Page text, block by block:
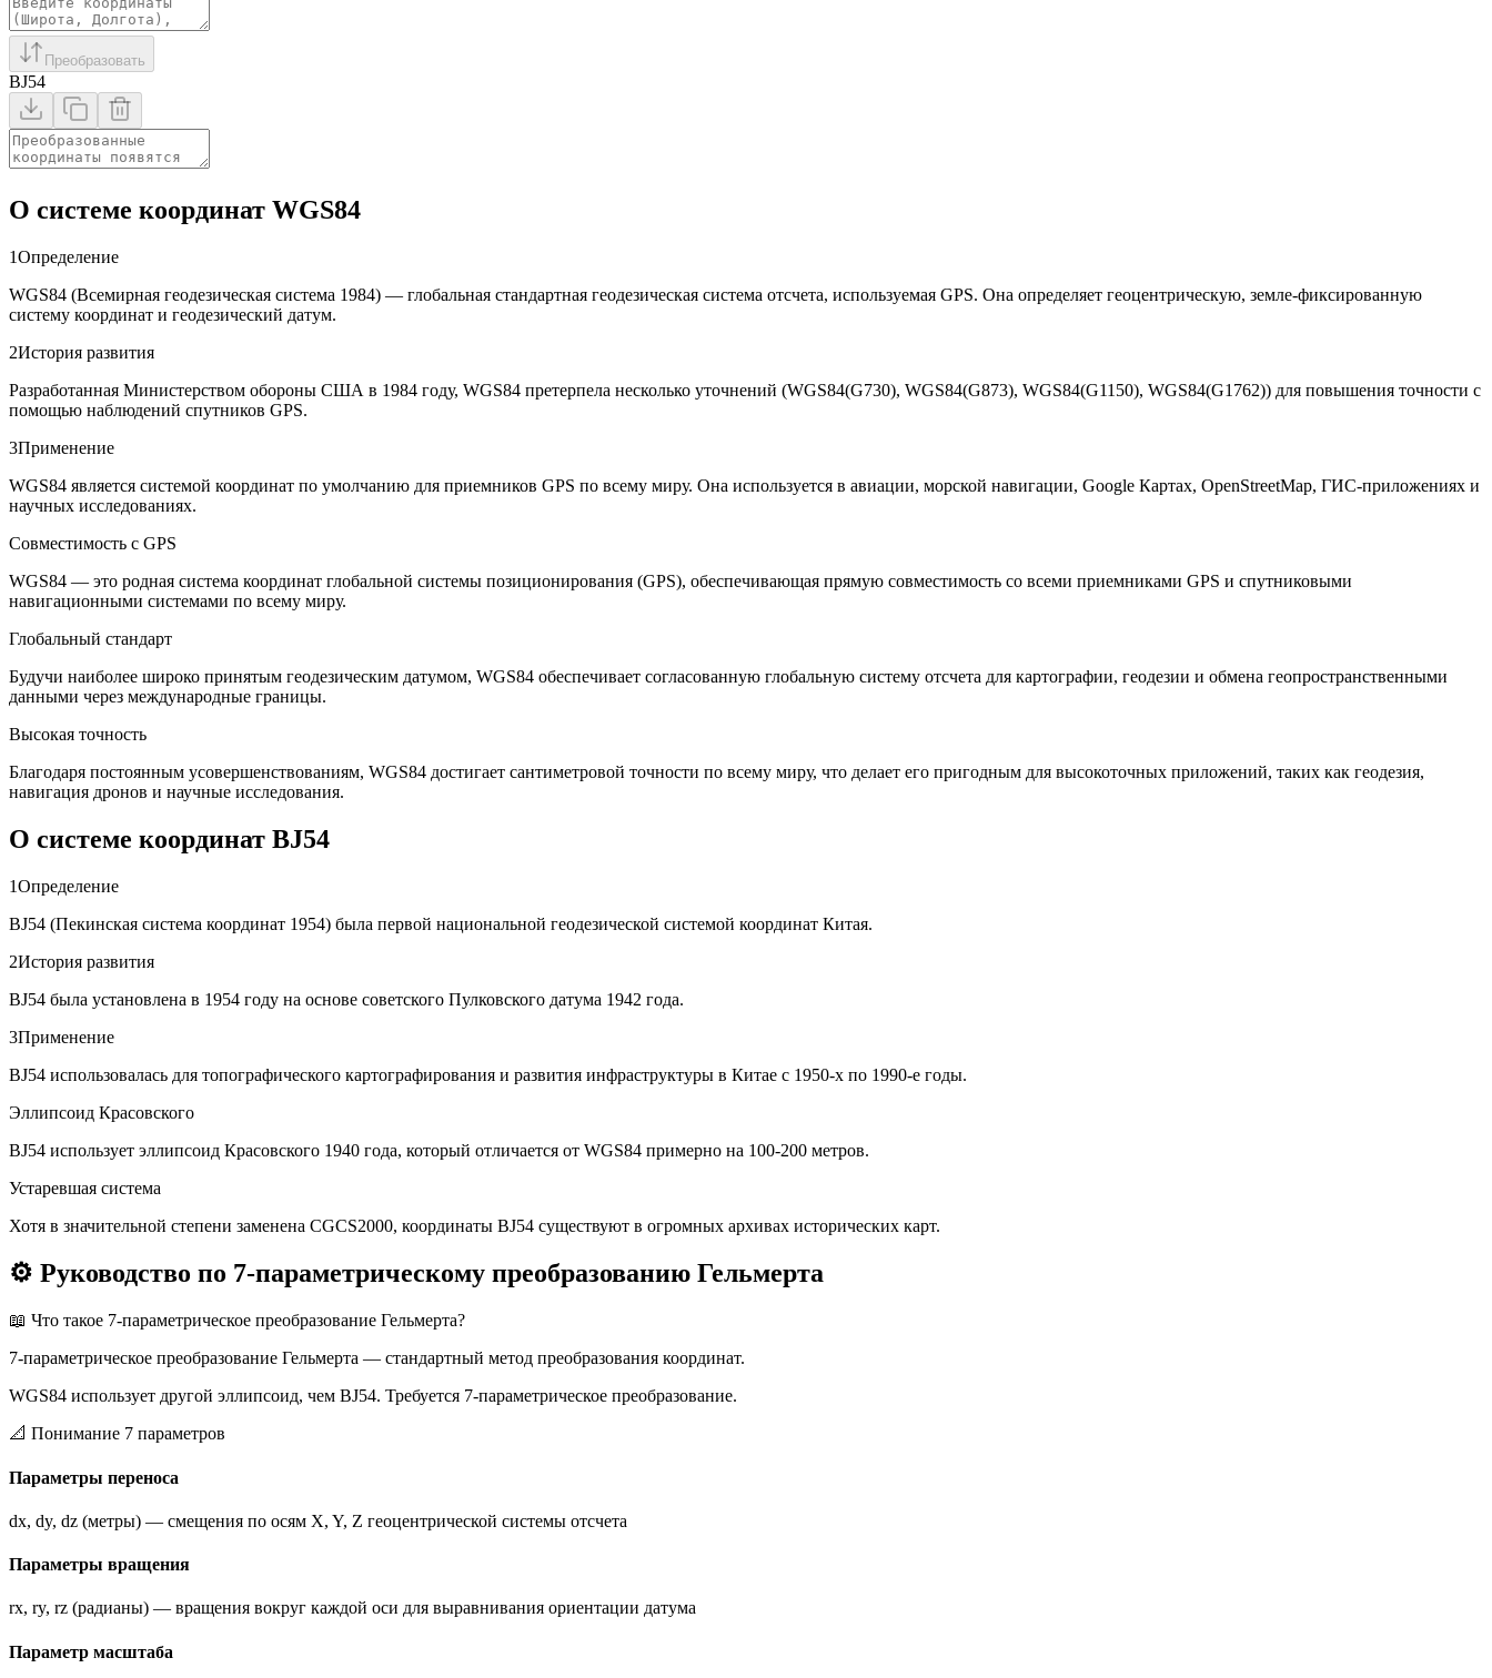
Преобразовать
BJ54
О системе координат WGS84
1Определение
WGS84 (Всемирная геодезическая система 1984) — глобальная стандартная геодезическая система отсчета, используемая GPS. Она определяет геоцентрическую, земле-фиксированную
систему координат и геодезический датум.
2История развития
Разработанная Министерством обороны США в 1984 году, WGS84 претерпела несколько уточнений (WGS84(G730), WGS84(G873), WGS84(G1150), WGS84(G1762)) для повышения точности с
помощью наблюдений спутников GPS.
3Применение
WGS84 является системой координат по умолчанию для приемников GPS по всему миру. Она используется в авиации, морской навигации, Google Картах, OpenStreetMap, ГИС-приложениях и
научных исследованиях.
Совместимость с GPS
WGS84 — это родная система координат глобальной системы позиционирования (GPS), обеспечивающая прямую совместимость со всеми приемниками GPS и спутниковыми
навигационными системами по всему миру.
Глобальный стандарт
Будучи наиболее широко принятым геодезическим датумом, WGS84 обеспечивает согласованную глобальную систему отсчета для картографии, геодезии и обмена геопространственными
данными через международные границы.
Высокая точность
Благодаря постоянным усовершенствованиям, WGS84 достигает сантиметровой точности по всему миру, что делает его пригодным для высокоточных приложений, таких как геодезия,
навигация дронов и научные исследования.
О системе координат BJ54
1Определение
BJ54 (Пекинская система координат 1954) была первой национальной геодезической системой координат Китая.
2История развития
BJ54 была установлена в 1954 году на основе советского Пулковского датума 1942 года.
3Применение
BJ54 использовалась для топографического картографирования и развития инфраструктуры в Китае с 1950-х по 1990-е годы.
Эллипсоид Красовского
BJ54 использует эллипсоид Красовского 1940 года, который отличается от WGS84 примерно на 100-200 метров.
Устаревшая система
Хотя в значительной степени заменена CGCS2000, координаты BJ54 существуют в огромных архивах исторических карт.
⚙️ Руководство по 7-параметрическому преобразованию Гельмерта
📖 Что такое 7-параметрическое преобразование Гельмерта?
7-параметрическое преобразование Гельмерта — стандартный метод преобразования координат.
WGS84 использует другой эллипсоид, чем BJ54. Требуется 7-параметрическое преобразование.
📐 Понимание 7 параметров
Параметры переноса
dx, dy, dz (метры) — смещения по осям X, Y, Z геоцентрической системы отсчета
Параметры вращения
rx, ry, rz (радианы) — вращения вокруг каждой оси для выравнивания ориентации датума
Параметр масштаба